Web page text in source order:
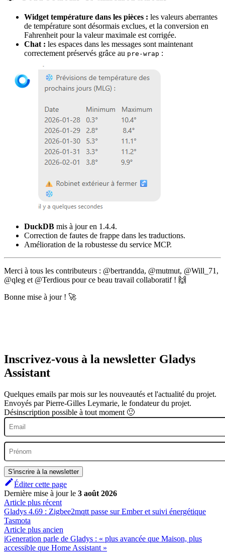
Widget température dans les pièces : les valeurs aberrantes
de température sont désormais exclues, et la conversion en
Fahrenheit pour la valeur maximale est corrigée.
Chat : les espaces dans les messages sont maintenant
correctement préservés grâce au pre-wrap :
DuckDB mis à jour en 1.4.4.
Correction de fautes de frappe dans les traductions.
Amélioration de la robustesse du service MCP.
Merci à tous les contributeurs : @bertrandda, @mutmut, @Will_71,
@qleg et @Terdious pour ce beau travail collaboratif ! 🙌
Bonne mise à jour ! 🚀
Inscrivez-vous à la newsletter Gladys
Assistant
Quelques emails par mois sur les nouveautés et l'actualité du projet.
Envoyés par Pierre-Gilles Leymarie, le fondateur du projet.
Désinscription possible à tout moment 🙂
S'inscrire à la newsletter
Éditer cette page
Dernière mise à jourle 3 août 2026
Article plus récent
Gladys 4.69 : Zigbee2mqtt passe sur Ember et suivi énergétique
Tasmota
Article plus ancien
iGeneration parle de Gladys : « plus avancée que Maison, plus
accessible que Home Assistant »